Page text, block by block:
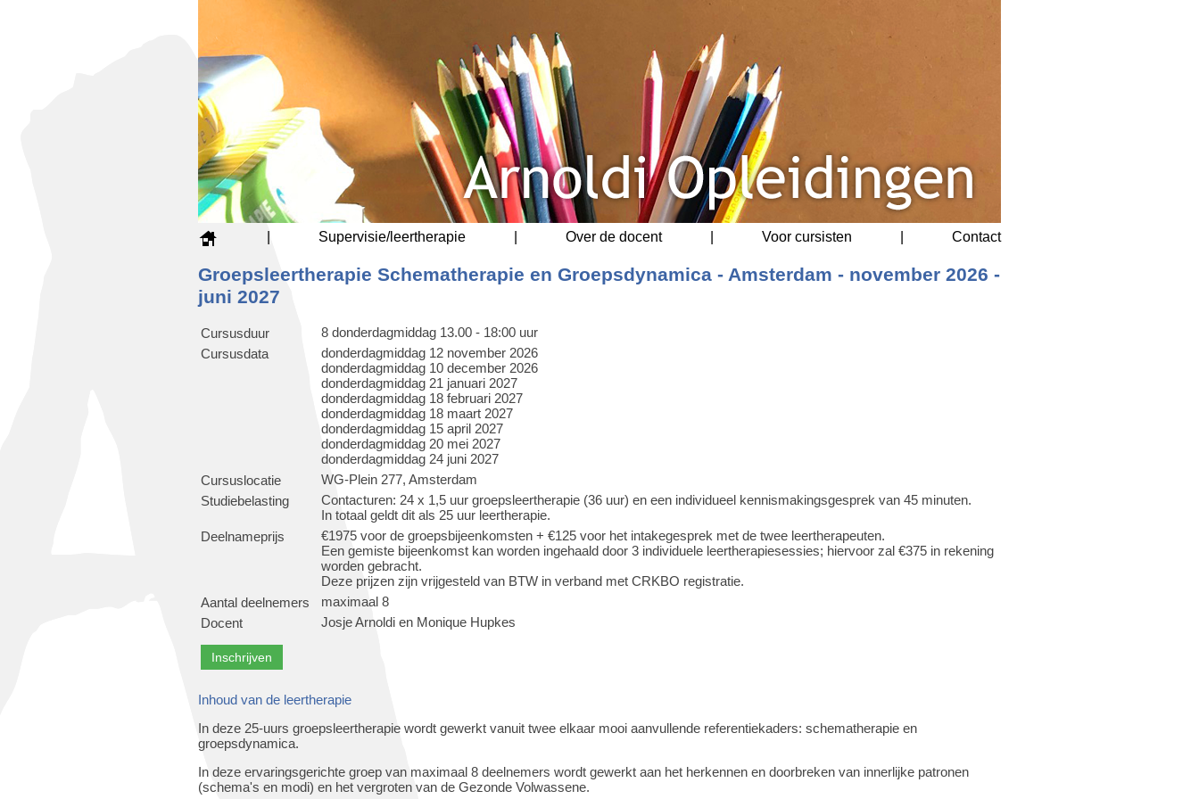
Supervisie/leertherapie Over de docent Voor cursisten Contact
Groepsleertherapie Schematherapie en Groepsdynamica - Amsterdam - november 2026 -
juni 2027
Cursusduur
8 donderdagmiddag 13.00 - 18:00 uur
Cursusdata
donderdagmiddag 12 november 2026
donderdagmiddag 10 december 2026
donderdagmiddag 21 januari 2027
donderdagmiddag 18 februari 2027
donderdagmiddag 18 maart 2027
donderdagmiddag 15 april 2027
donderdagmiddag 20 mei 2027
donderdagmiddag 24 juni 2027
Cursuslocatie
WG-Plein 277, Amsterdam
Studiebelasting
Contacturen: 24 x 1,5 uur groepsleertherapie (36 uur) en een individueel kennismakingsgesprek van 45 minuten.
In totaal geldt dit als 25 uur leertherapie.
Deelnameprijs
€1975 voor de groepsbijeenkomsten + €125 voor het intakegesprek met de twee leertherapeuten.
Een gemiste bijeenkomst kan worden ingehaald door 3 individuele leertherapiesessies; hiervoor zal €375 in rekening
worden gebracht.
Deze prijzen zijn vrijgesteld van BTW in verband met CRKBO registratie.
Aantal deelnemers
maximaal 8
Docent
Josje Arnoldi en Monique Hupkes
Inhoud van de leertherapie
In deze 25-uurs groepsleertherapie wordt gewerkt vanuit twee elkaar mooi aanvullende referentiekaders: schematherapie en
groepsdynamica.
In deze ervaringsgerichte groep van maximaal 8 deelnemers wordt gewerkt aan het herkennen en doorbreken van innerlijke patronen
(schema's en modi) en het vergroten van de Gezonde Volwassene.